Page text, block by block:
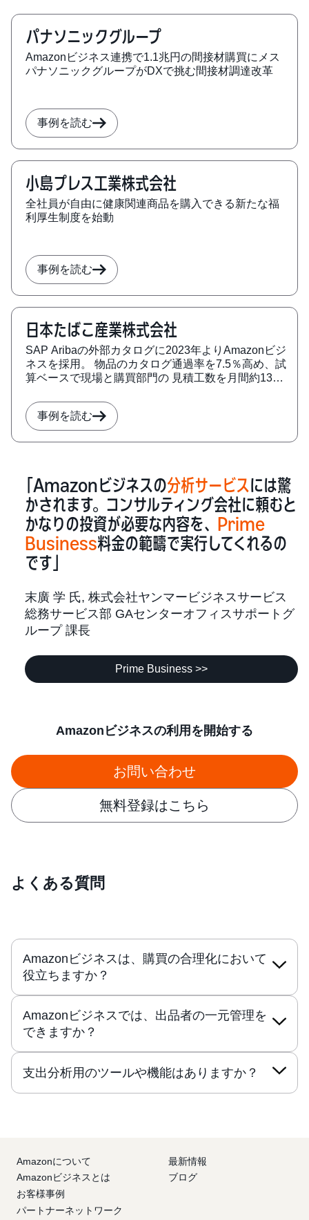
パナソニックグループ
Amazonビジネス連携で1.1兆円の間接材購買にメス
パナソニックグループがDXで挑む間接材調達改革
事例を読む
小島プレス工業株式会社
全社員が自由に健康関連商品を購入できる新たな福
利厚生制度を始動
事例を読む
日本たばこ産業株式会社
SAP Aribaの外部カタログに2023年よりAmazonビジ
ネスを採用。 物品のカタログ通過率を7.5％高め、試
算ベースで現場と購買部門の 見積工数を月間約132
事例を読む
「Amazonビジネスの分析サービスには驚
かされます。コンサルティング会社に頼むと
かなりの投資が必要な内容を、
Prime
Business料金の範疇で実行してくれるの
です」
末廣 学 氏, 株式会社ヤンマービジネスサービス
総務サービス部 GAセンターオフィスサポートグ
ループ 課長
Prime Business >>
Amazonビジネスの利用を開始する
お問い合わせ
無料登録はこちら
よくある質問
Amazonビジネスは、購買の合理化において
役立ちますか？
Amazonビジネスでは、出品者の一元管理を
できますか？
支出分析用のツールや機能はありますか？
Amazonについて
Amazonビジネスとは
お客様事例
パートナーネットワーク
最新情報
ブログ